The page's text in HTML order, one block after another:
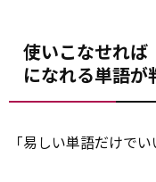
使いこなせれば
になれる単語が
「易しい単語だけで